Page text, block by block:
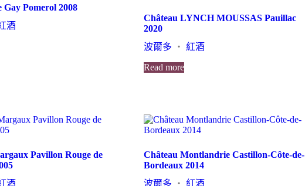
Gay Pomerol 2008
酒
Château LYNCH MOUSSAS Pauillac
2020
波爾多 ・紅酒
Read more
Pavillon Rouge de
酒
Château Montlandrie Castillon-Côte-de-
Bordeaux 2014
波爾多 ・紅酒